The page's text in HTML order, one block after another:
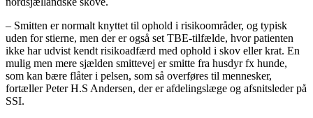
– Smitten er normalt knyttet til ophold i risikoområder, og typisk
uden for stierne, men der er også set TBE-tilfælde, hvor patienten
ikke har udvist kendt risikoadfærd med ophold i skov eller krat. En
mulig men mere sjælden smittevej er smitte fra husdyr fx hunde,
som kan bære flåter i pelsen, som så overføres til mennesker,
fortæller Peter H.S Andersen, der er afdelingslæge og afsnitsleder på
SSI.